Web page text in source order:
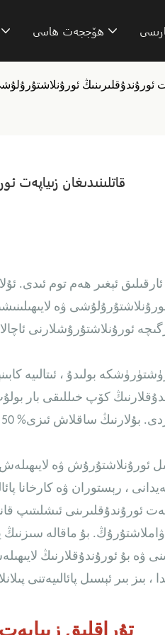
ھۆججەت ھاسى
ئورۇندۇقلىرىنىڭ
قاتلىنىدىغان زىياپەت
ئېغىر ھەم توم ئىدى.
ۋە
باشلاپ سۈرۈشتۈرۈشكە بولىدۇ ،
كۆپ خىللىقى بار
ئورۇنلاشتۇرۇش ۋە لايىھىلەش
، رېستوران ۋە كارخانا
ئورۇندۇقلىرىنى ئىشلىتىپ
بۇ ماقالە
ۋە بۇ ئورۇندۇقلارنىڭ